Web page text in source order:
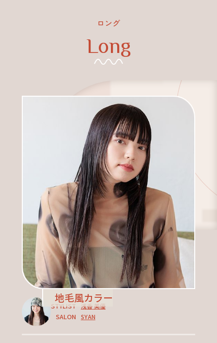
ロング
Long
地毛風カラー
STYLIST 浅香 美優
SALON SYAN